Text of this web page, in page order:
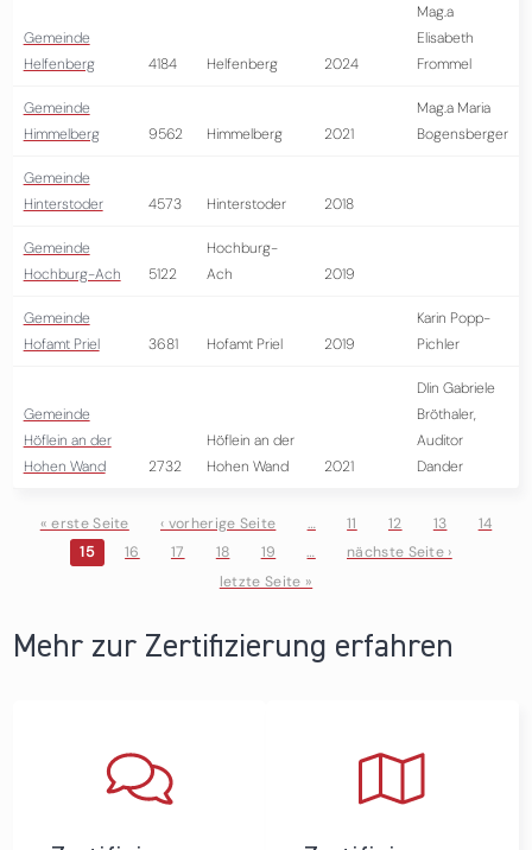
Gemeinde
Helfenberg
4184 Helfenberg 2024
Mag.a
Elisabeth
Frommel
Gemeinde
Himmelberg
9562 Himmelberg 2021
Mag.a Maria
Bogensberger
Gemeinde
Hinterstoder
4573 Hinterstoder 2018
Gemeinde
Hochburg-Ach
5122
Hochburg-
Ach
2019
Gemeinde
Hofamt Priel
3681 Hofamt Priel 2019
Karin Popp-
Pichler
Gemeinde
Höflein an der
Hohen Wand
2732
Höflein an der
Hohen Wand
2021
DIin Gabriele
Bröthaler,
Auditor
Dander
Seiten
« erste Seite ‹ vorherige Seite … 11 12 13
14
15
16 17 18 19 …
nächste Seite ›
letzte Seite »
Mehr zur Zertifizierung erfahren